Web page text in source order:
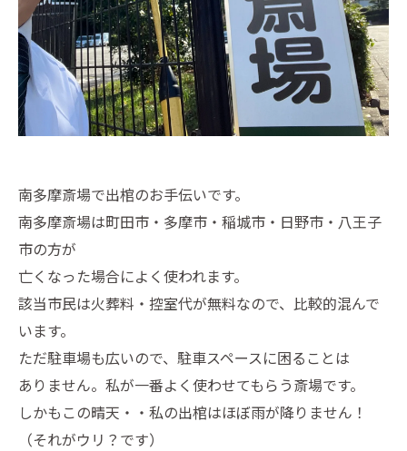
南多摩斎場で出棺のお手伝いです。
南多摩斎場は町田市・多摩市・稲城市・日野市・八王子
市の方が
亡くなった場合によく使われます。
該当市民は火葬料・控室代が無料なので、比較的混んで
います。
ただ駐車場も広いので、駐車スペースに困ることは
ありません。私が一番よく使わせてもらう斎場です。
しかもこの晴天・・私の出棺はほぼ雨が降りません！
（それがウリ？です）